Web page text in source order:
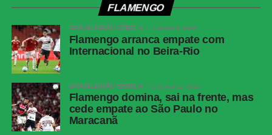
Bragança Paulista (SP)
Corinthians vence, mas é eliminado da Copa do
Brasil pelo Internacional
Palmeiras x Internacional(22ª rodada do Brasileirão)
Data e horário:
FLAMENGO
BRASILEIRÃO SÉRIE A 1 semana atrás
Flamengo arranca empate com
Internacional no Beira-Rio
BRASILEIRÃO SÉRIE A 2 semanas atrás
Flamengo domina, sai na frente, mas
cede empate ao São Paulo no
Maracanã